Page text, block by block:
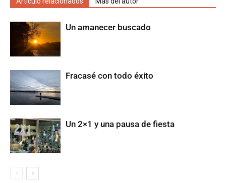
Un amanecer buscado
Fracasé con todo éxito
Un 2×1 y una pausa de fiesta